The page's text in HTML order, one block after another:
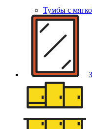
Тумбы с